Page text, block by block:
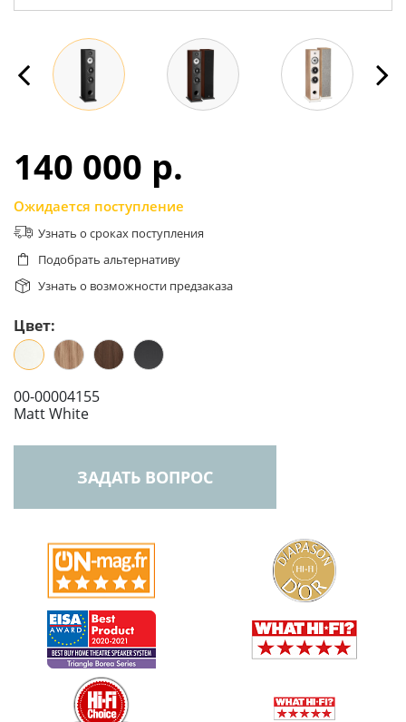
140 000 p.
Ожидается поступление
Узнать о сроках поступления
Подобрать альтернативу
Узнать о возможности предзаказа
Цвет:
00-00004155
Matt White
ЗАДАТЬ ВОПРОС